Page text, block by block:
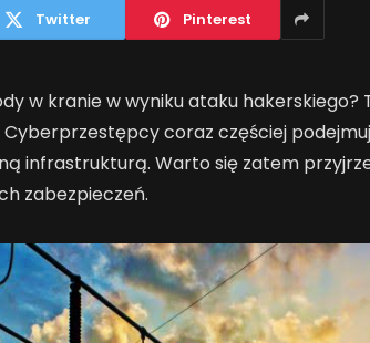
Twitter Pinterest
w kranie w wyniku ataku hakerskiego?
Cyberprzestępcy coraz częściej
infrastrukturą. Warto się zatem
zabezpieczeń.
Jak AI
commerce?
2026-04-27